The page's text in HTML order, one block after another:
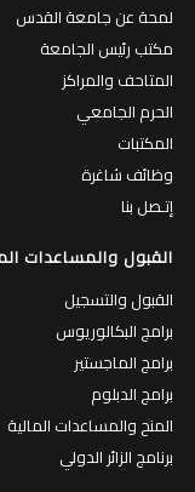
لمحة عن جامعة القدس
مكتب رئيس الجامعة
المتاحف والمراكز
الحرم الجامعي
المكتبات
وظائف شاغرة
إتـصل بنا
القبول والمساعدات
القبول والتسجيل
برامج البكالوريوس
برامج الماجستير
برامج الدبلوم
المنح والمساعدات المالية
برنامج الزائر الدولي